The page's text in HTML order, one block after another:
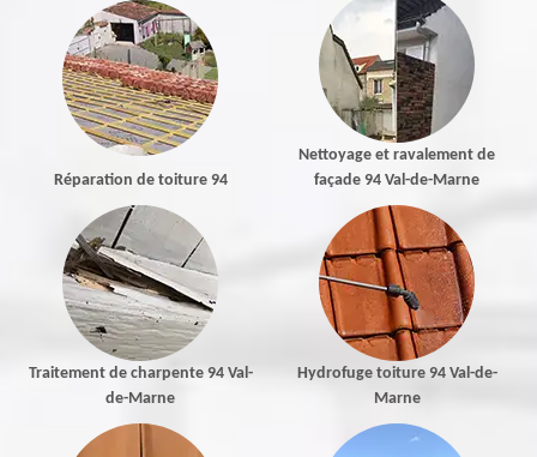
Réparation de toiture 94
Nettoyage et ravalement de
façade 94 Val-de-Marne
Traitement de charpente 94 Val-
de-Marne
Hydrofuge toiture 94 Val-de-
Marne